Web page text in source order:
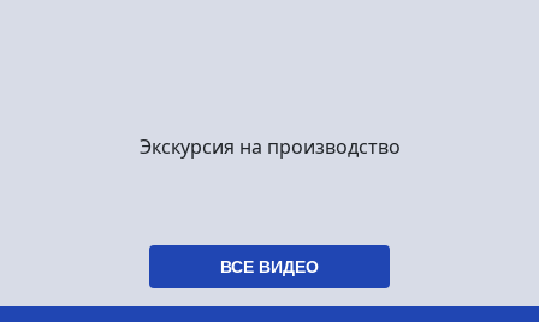
Экскурсия на производство
ВСЕ ВИДЕО